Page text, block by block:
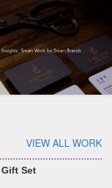
VIEW ALL WORK
Set